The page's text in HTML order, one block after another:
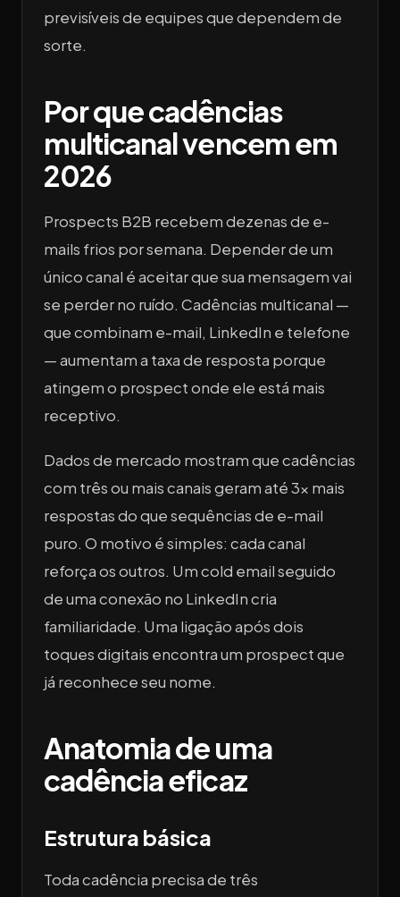
previsíveis de equipes que dependem de
sorte.
Por que cadências
multicanal vencem em
2026
Prospects B2B recebem dezenas de e-
mails frios por semana. Depender de um
único canal é aceitar que sua mensagem vai
se perder no ruído. Cadências multicanal —
que combinam e-mail, LinkedIn e telefone
— aumentam a taxa de resposta porque
atingem o prospect onde ele está mais
receptivo.
Dados de mercado mostram que cadências
com três ou mais canais geram até 3x mais
respostas do que sequências de e-mail
puro. O motivo é simples: cada canal
reforça os outros. Um cold email seguido
de uma conexão no LinkedIn cria
familiaridade. Uma ligação após dois
toques digitais encontra um prospect que
já reconhece seu nome.
Anatomia de uma
cadência eficaz
Estrutura básica
Toda cadência precisa de três